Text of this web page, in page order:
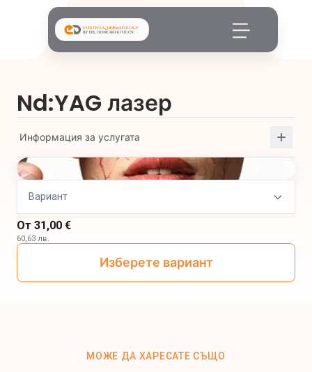
Nd:YAG лазер
Информация за услугата
Вариант
От 31,00 €
60,63 лв.
Изберете вариант
МОЖЕ ДА ХАРЕСАТЕ СЪЩО